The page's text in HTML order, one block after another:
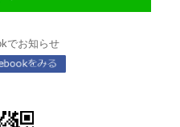
でお知らせ